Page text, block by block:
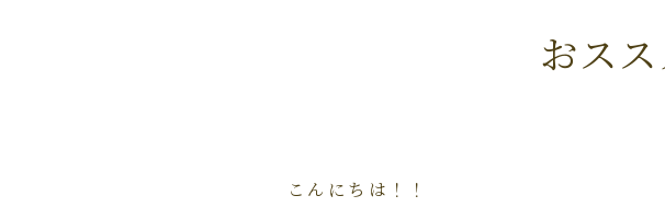
おス
こんにちは！！